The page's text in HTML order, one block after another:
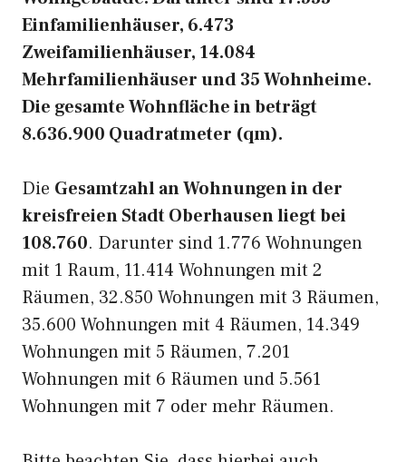
Einfamilienhäuser, 6.473
Zweifamilienhäuser, 14.084
Mehrfamilienhäuser und 35 Wohnheime.
Die gesamte Wohnfläche in beträgt
8.636.900 Quadratmeter (qm).
Die Gesamtzahl an Wohnungen in der
kreisfreien Stadt Oberhausen liegt bei
108.760. Darunter sind 1.776 Wohnungen
mit 1 Raum, 11.414 Wohnungen mit 2
Räumen, 32.850 Wohnungen mit 3 Räumen,
35.600 Wohnungen mit 4 Räumen, 14.349
Wohnungen mit 5 Räumen, 7.201
Wohnungen mit 6 Räumen und 5.561
Wohnungen mit 7 oder mehr Räumen.